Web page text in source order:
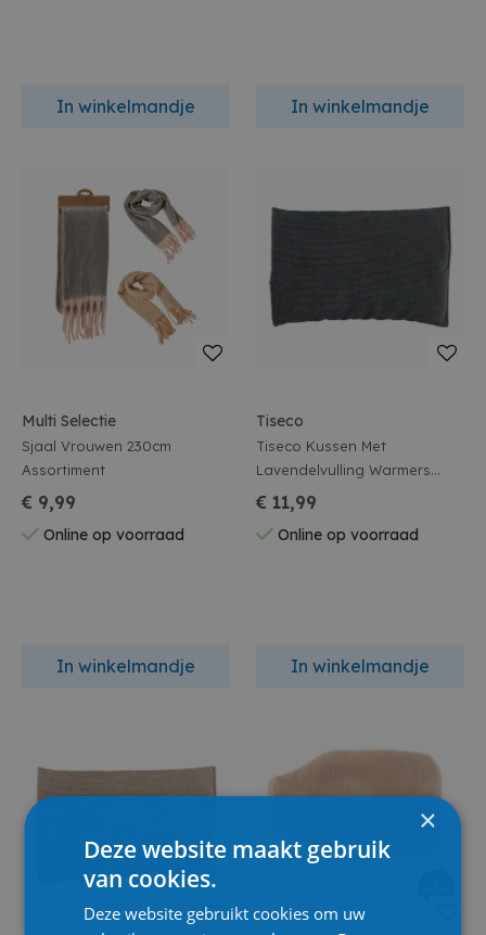
In winkelmandje In winkelmandje
Multi Selectie
Sjaal Vrouwen 230cm
Assortiment
€ 9,99
Online op voorraad
In winkelmandje
Tiseco
Tiseco Kussen Met
Lavendelvulling Warmers
30x20cm Grijs
€ 11,99
Online op voorraad
In winkelmandje
×
Deze website maakt gebruik
van cookies.
Deze website gebruikt cookies om uw